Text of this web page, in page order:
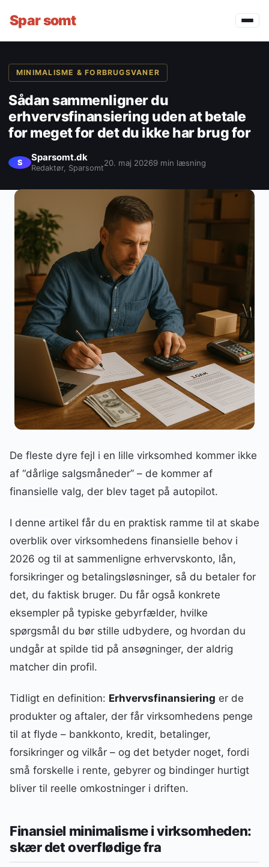
Sparsomt
MINIMALISME & FORBRUGSVANER
Sådan sammenligner du
erhvervsfinansiering uden at betale
for meget for det du ikke har brug for
S Sparsomt.dk
Redaktør, Sparsomt
20. maj 20269 min læsning
De fleste dyre fejl i en lille virksomhed kommer ikke
af “dårlige salgsmåneder” – de kommer af
finansielle valg, der blev taget på autopilot.
I denne artikel får du en praktisk ramme til at skabe
overblik over virksomhedens finansielle behov i
2026 og til at sammenligne erhvervskonto, lån,
forsikringer og betalingsløsninger, så du betaler for
det, du faktisk bruger. Du får også konkrete
eksempler på typiske gebyrfælder, hvilke
spørgsmål du bør stille udbydere, og hvordan du
undgår at spilde tid på ansøgninger, der aldrig
matcher din profil.
Tidligt en definition: Erhvervsfinansiering er de
produkter og aftaler, der får virksomhedens penge
til at flyde – bankkonto, kredit, betalinger,
forsikringer og vilkår – og det betyder noget, fordi
små forskelle i rente, gebyrer og bindinger hurtigt
bliver til reelle omkostninger i driften.
Finansiel minimalisme i virksomheden:
skær det overflødige fra